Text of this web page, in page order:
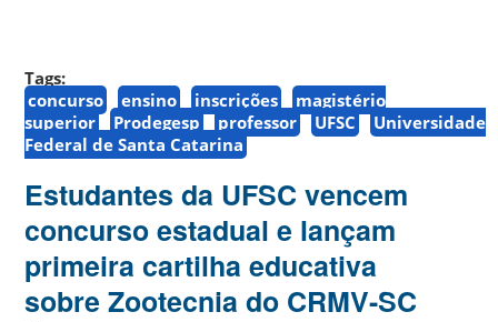
Tags:
concurso
ensino inscrições
magistério
superior
Prodegesp professor UFSC
Universidade
Federal de Santa Catarina
Estudantes da UFSC vencem
concurso estadual e lançam
primeira cartilha educativa
sobre Zootecnia do CRMV-SC